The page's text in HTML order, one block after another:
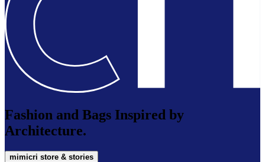
Fashion and Bags Inspired by
Architecture.
mimicri store & stories